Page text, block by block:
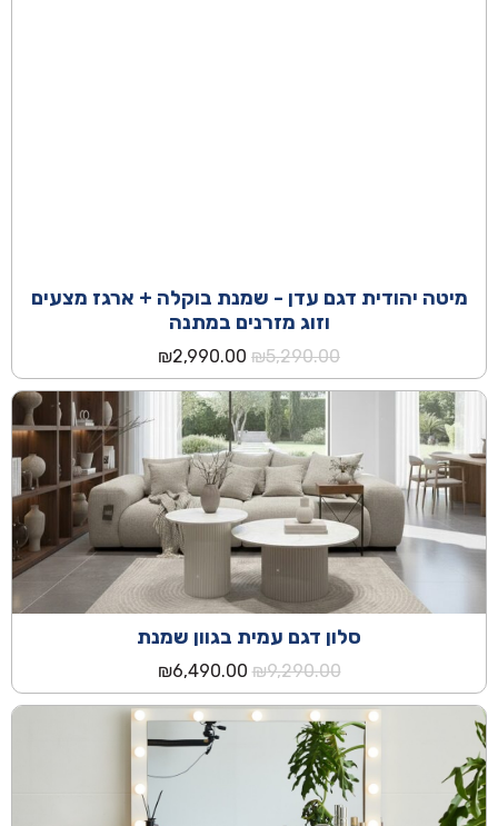
מיטה יהודית דגם עדן - שמנת בוקלה + ארגז מצעים
וזוג מזרנים במתנה
₪5,290.00
המחיר
המקורי
היה:
₪5,290.00.
₪2,990.00
הנוכחי
הוא:
₪2,990.00.
סלון דגם עמית בגוון שמנת
₪9,290.00
המחיר
המקורי
היה:
₪9,290.00.
₪6,490.00
הנוכחי
הוא:
₪6,490.00.